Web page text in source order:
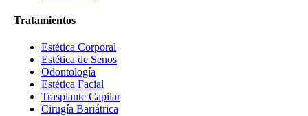
Tratamientos
Estética Corporal
Estética de Senos
Odontología
Estética Facial
Trasplante Capilar
Cirugía Bariátrica